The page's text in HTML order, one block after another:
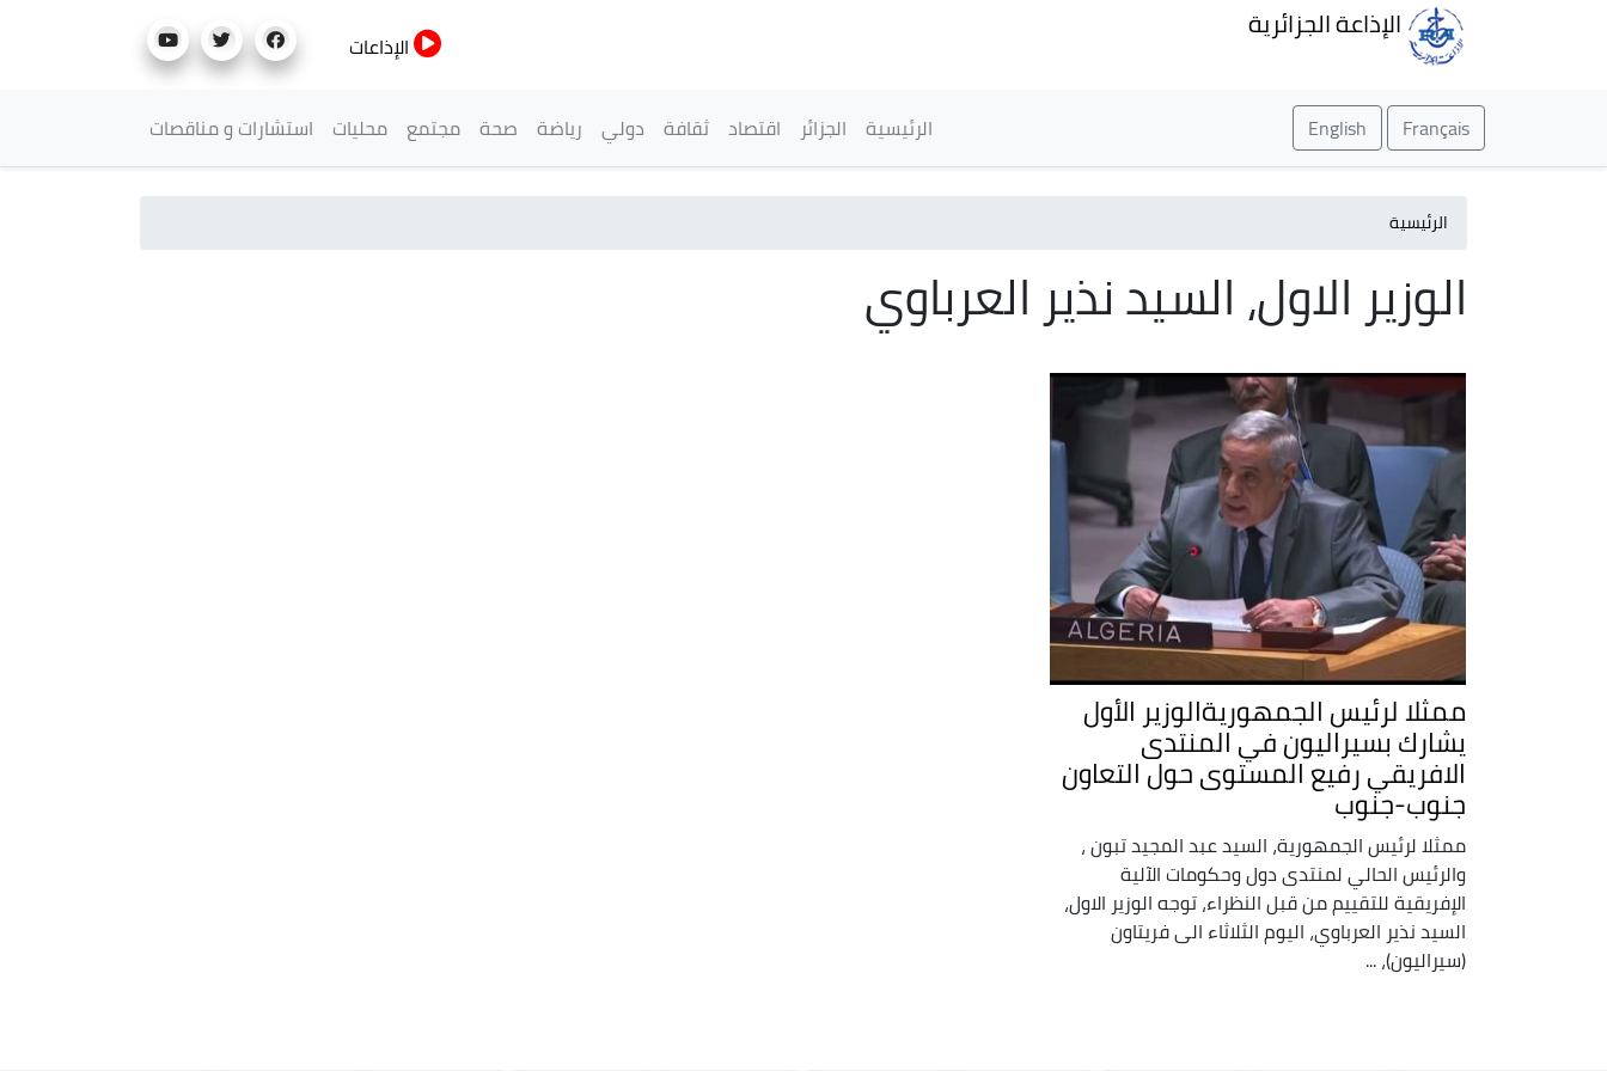
الإذاعة الجزائرية
الإذاعات
Français
English القائمة الرئيسية
الرئيسية الجزائر اقتصاد ثقافة دولي رياضة صحة مجتمع محليات استشارات و مناقصات
الرئيسية
الوزير الاول، السيد نذير العرباوي
ممثلا لرئيس الجمهوريةالوزير الأول
يشارك بسيراليون في المنتدى
الافريقي رفيع المستوى حول التعاون
جنوب-جنوب
ممثلا لرئيس الجمهورية، السيد عبد المجيد تبون ،
والرئيس الحالي لمنتدى دول وحكومات الآلية
الإفريقية للتقييم من قبل النظراء، توجه الوزير الاول،
السيد نذير العرباوي، اليوم الثلاثاء الى فريتاون
(سيراليون)، ...